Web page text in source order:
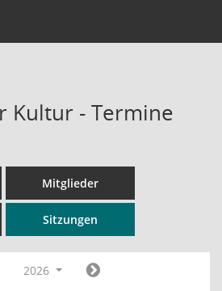
Kultur - Termine
Mitglieder
Sitzungen
2026